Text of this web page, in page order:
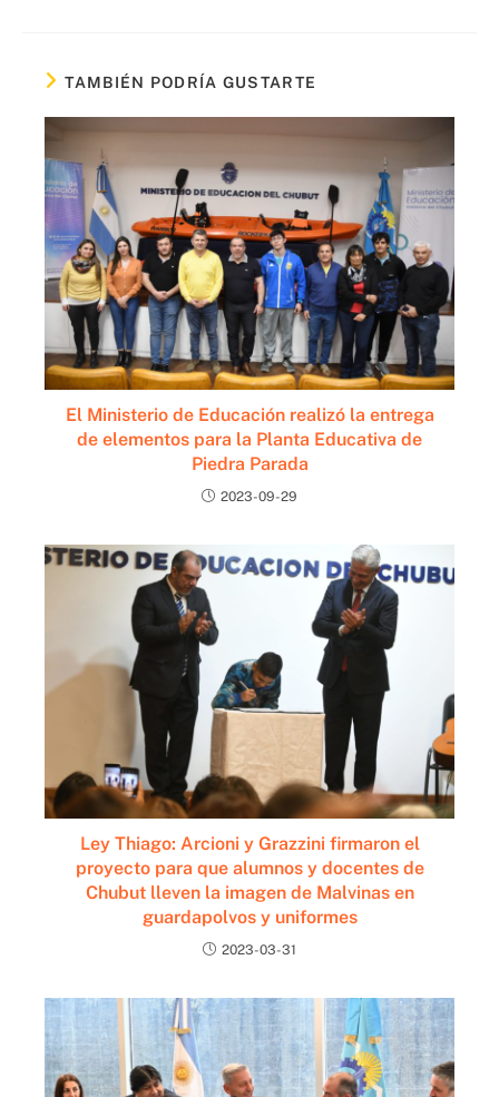
TAMBIÉN PODRÍA GUSTARTE
El Ministerio de Educación realizó la entrega
de elementos para la Planta Educativa de
Piedra Parada
2023-09-29
Ley Thiago: Arcioni y Grazzini firmaron el
proyecto para que alumnos y docentes de
Chubut lleven la imagen de Malvinas en
guardapolvos y uniformes
2023-03-31